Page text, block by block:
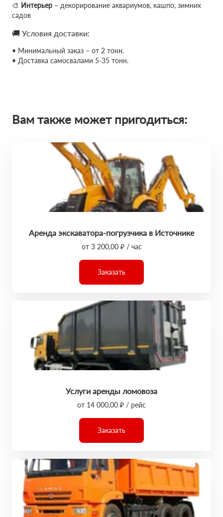
🎨 Интерьер – декорирование аквариумов, кашпо, зимних
садов
🚚 Условия доставки:
• Минимальный заказ – от 2 тонн.
• Доставка самосвалами 5-35 тонн.
Вам также может пригодиться:
Аренда экскаватора-погрузчика в Источнике
от 3 200,00 ₽ / час
Заказать
Услуги аренды ломовоза
от 14 000,00 ₽ / рейс
Заказать